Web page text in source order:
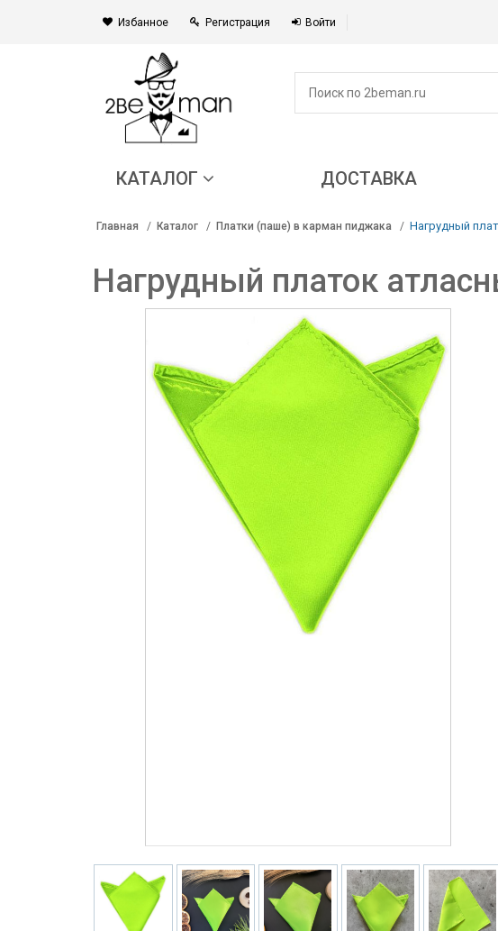
Избанное Регистрация Войти
КАТАЛОГ ДОСТАВКА
Главная Каталог Платки (паше) в карман пиджака Нагрудный
Нагрудный платок